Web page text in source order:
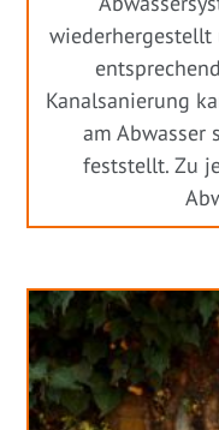
Kanalsanierung
am Abwasser
feststellt. Zu